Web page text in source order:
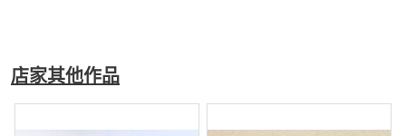
店家其他作品